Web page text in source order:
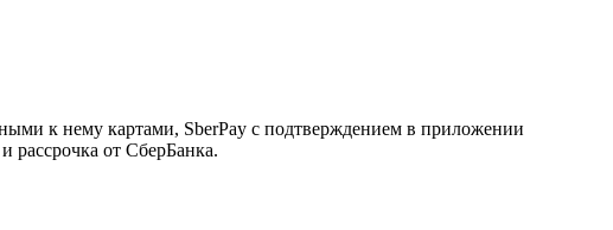
к нему картами, SberPay с подтверждением в приложении
от СберБанка.